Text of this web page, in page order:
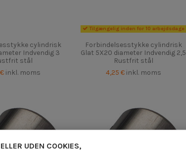
cylindrisk
Indvendig 3
stål
inkl. moms
Tilgængelig inden for 10 arbejdsdage
Forbindelsesstykke cylindrisk
Glat 5X20 diameter Indvendig 2,5
Rustfrit stål
4,25 € inkl. moms
UDEN COOKIES,